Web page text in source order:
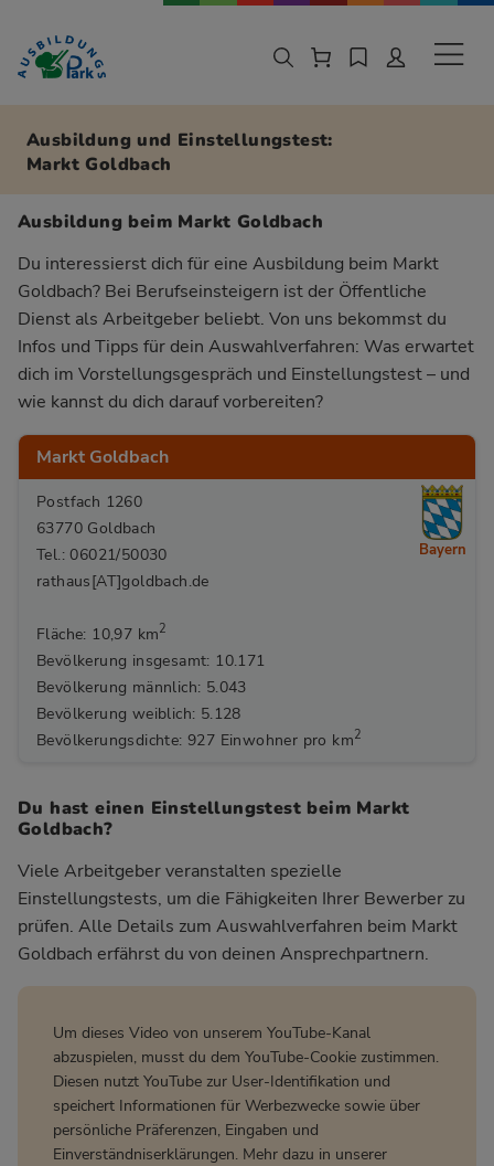
Zur Navigation springen
Zu den Hauptinhalten springen
Ausbildung und Einstellungstest:
Markt Goldbach
Ausbildung beim Markt Goldbach
Du interessierst dich für eine Ausbildung beim Markt
Goldbach? Bei Berufseinsteigern ist der Öffentliche
Dienst als Arbeitgeber beliebt. Von uns bekommst du
Infos und Tipps für dein Auswahlverfahren: Was erwartet
dich im Vorstellungsgespräch und Einstellungstest – und
wie kannst du dich darauf vorbereiten?
Markt Goldbach
Postfach 1260
63770 Goldbach
Tel.: 06021/50030
rathaus[AT]goldbach.de
Fläche: 10,97 km2
Bevölkerung insgesamt: 10.171
Bevölkerung männlich: 5.043
Bevölkerung weiblich: 5.128
Bevölkerungsdichte: 927 Einwohner pro km2
Bayern
Du hast einen Einstellungstest beim Markt
Goldbach?
Viele Arbeitgeber veranstalten spezielle
Einstellungstests, um die Fähigkeiten Ihrer Bewerber zu
prüfen. Alle Details zum Auswahlverfahren beim Markt
Goldbach erfährst du von deinen Ansprechpartnern.
Um dieses Video von unserem YouTube-Kanal
abzuspielen, musst du dem YouTube-Cookie zustimmen.
Diesen nutzt YouTube zur User-Identifikation und
speichert Informationen für Werbezwecke sowie über
persönliche Präferenzen, Eingaben und
Einverständniserklärungen. Mehr dazu in unserer